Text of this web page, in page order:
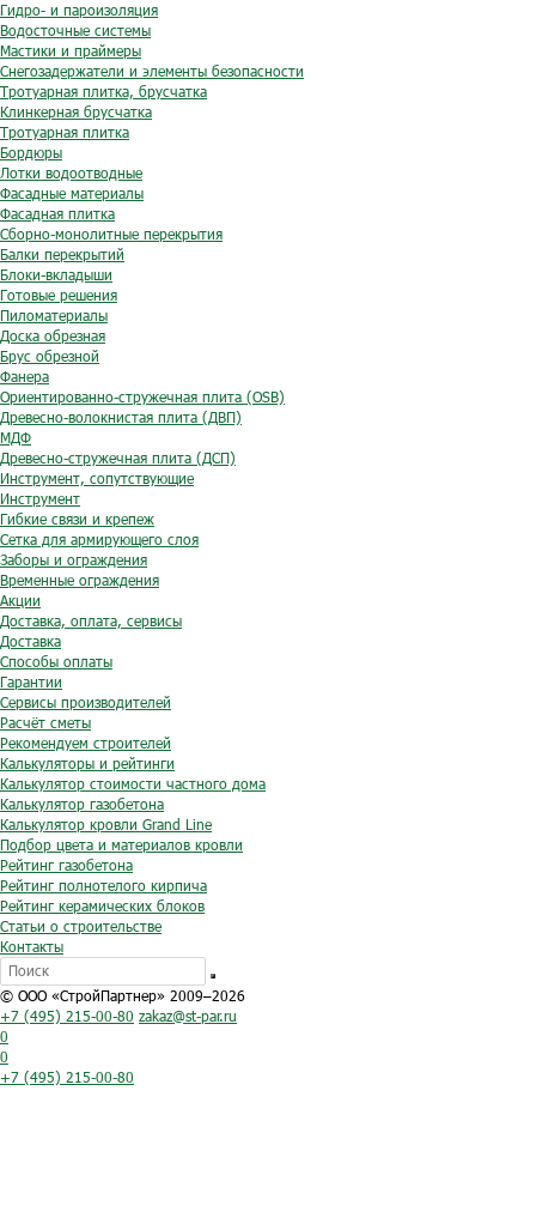
Гидро- и пароизоляция
Водосточные системы
Мастики и праймеры
Снегозадержатели и элементы безопасности
Тротуарная плитка, брусчатка
Клинкерная брусчатка
Тротуарная плитка
Бордюры
Лотки водоотводные
Фасадные материалы
Фасадная плитка
Сборно-монолитные перекрытия
Балки перекрытий
Блоки-вкладыши
Готовые решения
Пиломатериалы
Доска обрезная
Брус обрезной
Фанера
Ориентированно-стружечная плита (OSB)
Древесно-волокнистая плита (ДВП)
МДФ
Древесно-стружечная плита (ДСП)
Инструмент, сопутствующие
Инструмент
Гибкие связи и крепеж
Сетка для армирующего слоя
Заборы и ограждения
Временные ограждения
Акции
Доставка, оплата, сервисы
Доставка
Способы оплаты
Гарантии
Сервисы производителей
Расчёт сметы
Рекомендуем строителей
Калькуляторы и рейтинги
Калькулятор стоимости частного дома
Калькулятор газобетона
Калькулятор кровли Grand Line
Подбор цвета и материалов кровли
Рейтинг газобетона
Рейтинг полнотелого кирпича
Рейтинг керамических блоков
Статьи о строительстве
Контакты
© ООО «СтройПартнер» 2009–2026
+7 (495) 215-00-80 zakaz@st-par.ru
0
0
+7 (495) 215-00-80